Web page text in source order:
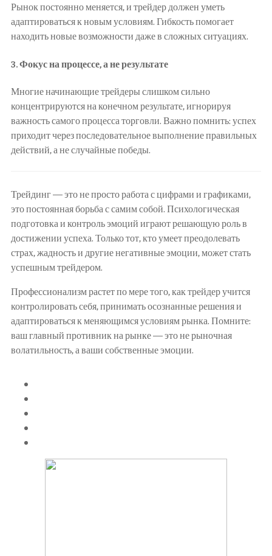
Рынок постоянно меняется, и трейдер должен уметь
адаптироваться к новым условиям. Гибкость помогает
находить новые возможности даже в сложных ситуациях.
3. Фокус на процессе, а не результате
Многие начинающие трейдеры слишком сильно
концентрируются на конечном результате, игнорируя
важность самого процесса торговли. Важно помнить: успех
приходит через последовательное выполнение правильных
действий, а не случайные победы.
Трейдинг — это не просто работа с цифрами и графиками,
это постоянная борьба с самим собой. Психологическая
подготовка и контроль эмоций играют решающую роль в
достижении успеха. Только тот, кто умеет преодолевать
страх, жадность и другие негативные эмоции, может стать
успешным трейдером.
Профессионализм растет по мере того, как трейдер учится
контролировать себя, принимать осознанные решения и
адаптироваться к меняющимся условиям рынка. Помните:
ваш главный противник на рынке — это не рыночная
волатильность, а ваши собственные эмоции.